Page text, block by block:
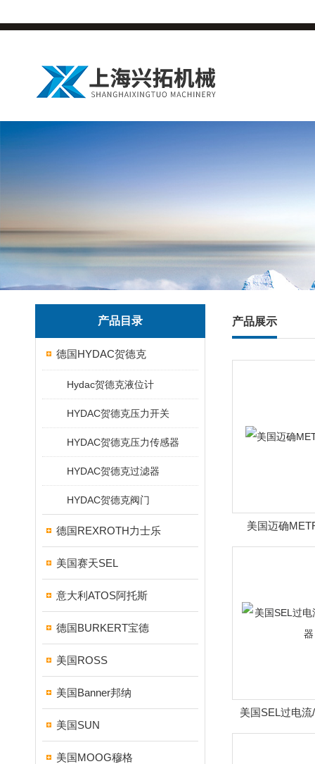
产品目录
德国HYDAC贺德克
Hydac贺德克液位计
HYDAC贺德克压力开关
HYDAC贺德克压力传感器
HYDAC贺德克过滤器
HYDAC贺德克阀门
德国REXROTH力士乐
美国赛天SEL
意大利ATOS阿托斯
德国BURKERT宝德
美国ROSS
美国Banner邦纳
美国SUN
美国MOOG穆格
产品展示
美国迈确
美国SEL过电